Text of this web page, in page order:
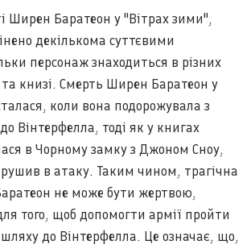
Ширен Баратеон у "Вітрах зими",
декількома суттєвими
персонаж знаходиться в різних
та книзі. Смерть Ширен Баратеон у
коли вона подорожувала з
Вінтерфелла, тоді як у книгах
в Чорному замку з Джоном Сноу,
в атаку. Таким чином, трагічна
не може бути жертвою,
того, щоб допомогти армії пройти
до Вінтерфелла. Це означає, що,